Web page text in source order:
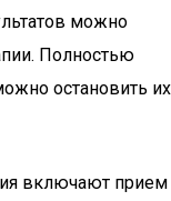
можно
Полностью
остановить их
включают прием